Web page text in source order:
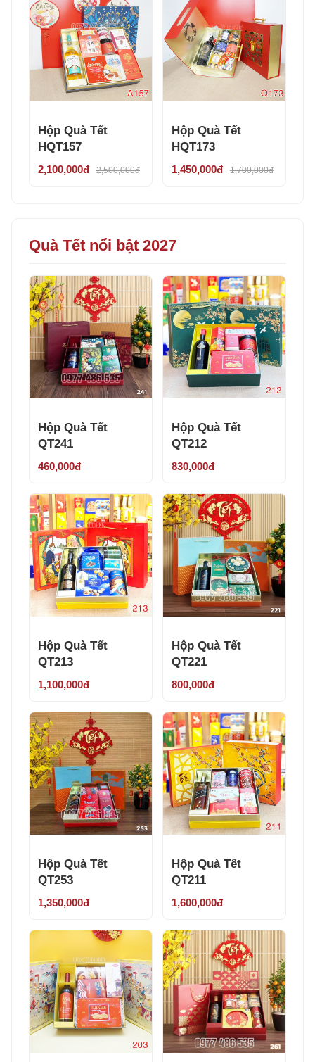
Hộp Quà Tết
HQT157
2,100,000đ 2,500,000đ
Hộp Quà Tết
HQT173
1,450,000đ 1,700,000đ
Quà Tết nổi bật 2027
Hộp Quà Tết
QT241
460,000đ
Hộp Quà Tết
QT212
830,000đ
Hộp Quà Tết
QT213
1,100,000đ
Hộp Quà Tết
QT221
800,000đ
Hộp Quà Tết
QT253
1,350,000đ
Hộp Quà Tết
QT211
1,600,000đ